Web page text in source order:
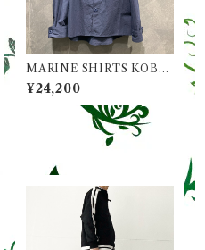
MARINE SHIRTS KOBE
(マリンシャツ KOBE) / Co
l. Navy(ネイビー)
¥24,200